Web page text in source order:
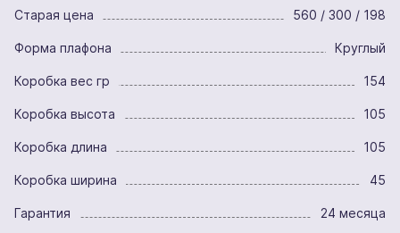
Старая цена 560 / 300 / 198
Форма плафона Круглый
Коробка вес гр 154
Коробка высота 105
Коробка длина 105
Коробка ширина 45
Гарантия 24 месяца